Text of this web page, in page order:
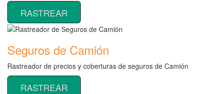
RASTREAR
Seguros de Camión
Rastreador de precios y coberturas de seguros de Camión
RASTREAR